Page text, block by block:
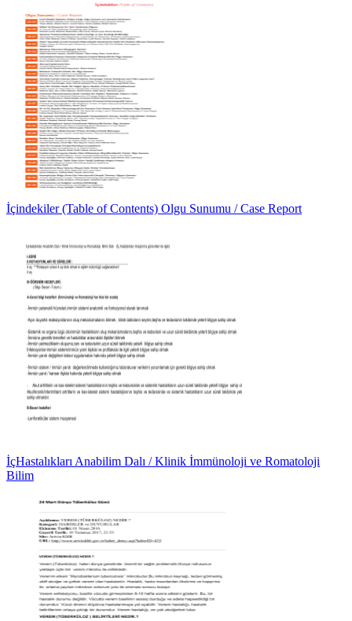
İçindekiler (Table of Contents) Olgu Sunumu / Case Report
İçHastalıkları Anabilim Dalı / Klinik İmmünoloji ve Romatoloji
Bilim